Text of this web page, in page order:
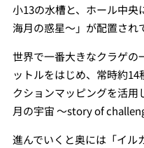
小13の水槽と、ホール中
海月の惑星～」が配置され
世界で一番大きなクラゲの
ットルをはじめ、常時約
クションマッピングを活
月の宇宙 ～story of
進んでいくと奥には「イル